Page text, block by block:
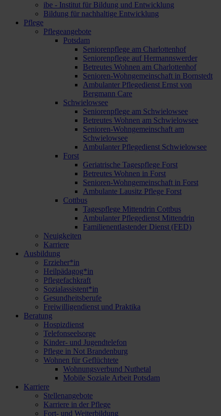
ibe - Institut für Bildung und Entwicklung
Bildung für nachhaltige Entwicklung
Pflege
Pflegeangebote
Potsdam
Seniorenpflege am Charlottenhof
Seniorenpflege auf Hermannswerder
Betreutes Wohnen am Charlottenhof
Senioren-Wohngemeinschaft in Bornstedt
Ambulanter Pflegedienst Ernst von
Bergmann Care
Schwielowsee
Seniorenpflege am Schwielowsee
Betreutes Wohnen am Schwielowsee
Senioren-Wohngemeinschaft am
Schwielowsee
Ambulanter Pflegedienst Schwielowsee
Forst
Geriatrische Tagespflege Forst
Betreutes Wohnen in Forst
Senioren-Wohngemeinschaft in Forst
Ambulante Lausitz Pflege Forst
Cottbus
Tagespflege Mittendrin Cottbus
Ambulanter Pflegedienst Mittendrin
Familienentlastender Dienst (FED)
Neuigkeiten
Karriere
Ausbildung
Erzieher*in
Heilpädagog*in
Pflegefachkraft
Sozialassistent*in
Gesundheitsberufe
Freiwilligendienst und Praktika
Beratung
Hospizdienst
Telefonseelsorge
Kinder- und Jugendtelefon
Pflege in Not Brandenburg
Wohnen für Geflüchtete
Wohnungsverbund Nuthetal
Mobile Soziale Arbeit Potsdam
Karriere
Stellenangebote
Karriere in der Pflege
Fort- und Weiterbildung